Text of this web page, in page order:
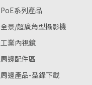
PoE系列產品
全景/超廣角型攝影機
工業內視鏡
周邊配件區
周邊產品-型錄下載